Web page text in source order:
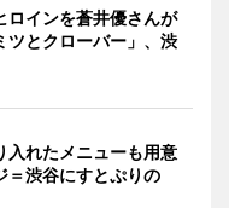
ロインを蒼井優さんが
ツとクローバー」、渋
入れたメニューも用意
＝渋谷にすとぷりの